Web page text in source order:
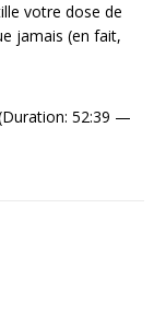
votre dose de
jamais (en fait,
52:39 —